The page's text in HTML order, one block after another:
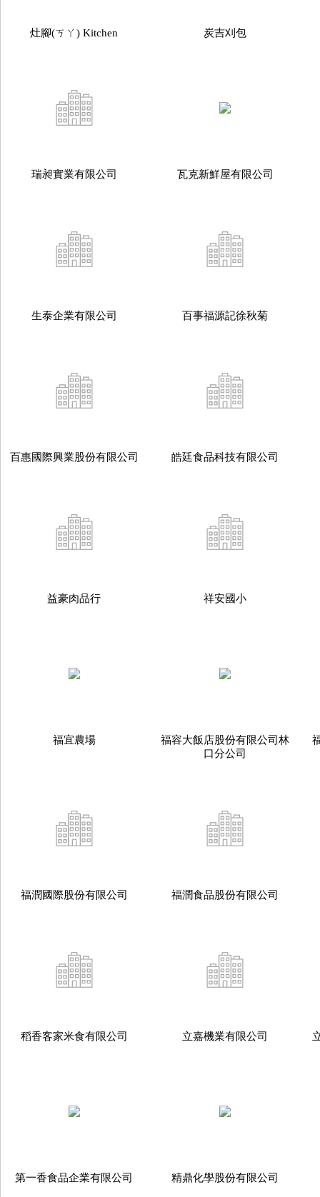
灶腳(ㄎㄚ) Kitchen 炭吉刈包
瑞昶實業有限公司 瓦克新鮮屋有限公司
生泰企業有限公司 百事福源記徐秋菊
百惠國際興業股份有限公司 皓廷食品科技有限公司
益豪肉品行 祥安國小
福宜農場
福容大飯店股份有限公司林
口分公司
福潤國際股份有限公司 福潤食品股份有限公司
稻香客家米食有限公司 立嘉機業有限公司
第一香食品企業有限公司 精鼎化學股份有限公司